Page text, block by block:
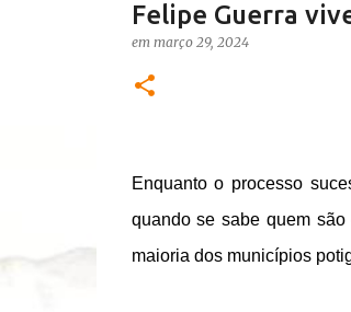
Felipe Guerra
em março 29, 2024
Enquanto o processo
quando se sabe quem
maioria dos municípios